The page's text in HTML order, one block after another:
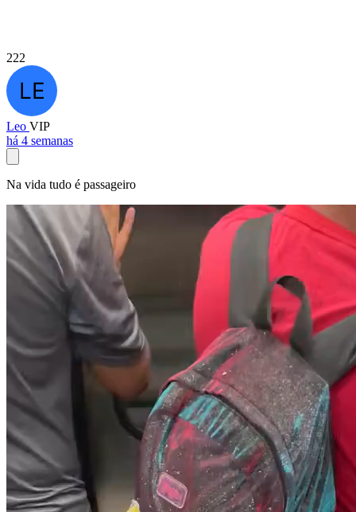
222
Leo VIP
há 4 semanas
Na vida tudo é passageiro